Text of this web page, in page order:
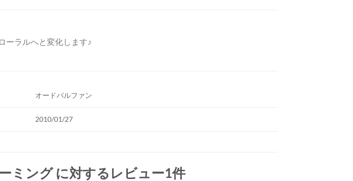
ーラルへと変化します♪
オードパルファン
2010/01/27
ミングに対するレビュー1件